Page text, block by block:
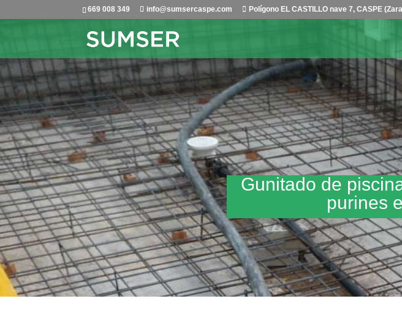
669 008 349 info@sumsercaspe.com Polígono EL CASTILLO nave 7, CASPE
Gunitado de
purines